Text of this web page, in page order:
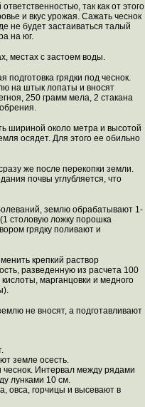
так как от этого
и вкус урожая. Сажать чеснок
не будет застаиваться талый
на юг.
местах с застоем воды.
грядки под чеснок.
на штык лопаты и вносят
250 грамм мела, 2 стакана
шириной около метра и высотой
осядет. Для этого ее обильно
же после перекопки земли.
почвы углубляется, что
землю обрабатывают 1-
столовую ложку порошка
грядку поливают и
крепкий раствор
разведенную из расчета 100
марганцовки и медного
не вносят, а подготавливают
земле осесть.
чеснок. Интервал между рядами
лунками 10 см.
овса, горчицы и высевают в